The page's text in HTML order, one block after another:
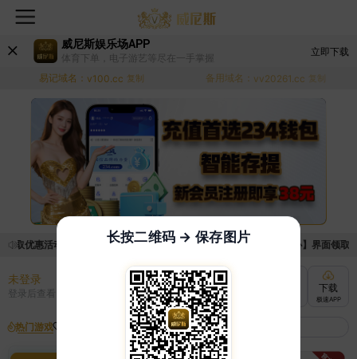
威尼斯娱乐场APP
体育下单，电子游艺等尽在一手掌握
立即下载
易记域名： v100.cc 复制 备用域名： vv20261.cc 复制
领取优惠活动的手续麻烦，已新增优惠系统，现在可以前往【福利中心】界面领
未登录
登录后查看 充值
快速到账
下载
极速APP
热门游戏
长按二维码 → 保存图片